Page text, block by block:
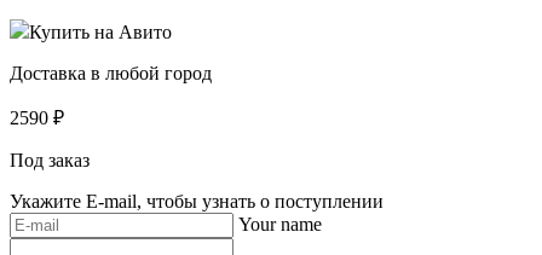
Купить на Авито
Доставка в любой город
2590 ₽
Под заказ
Укажите E-mail, чтобы узнать о поступлении
Your name